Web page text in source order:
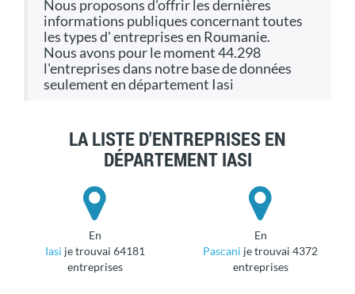
Nous proposons d'offrir les dernières
informations publiques concernant toutes
les types d' entreprises en Roumanie.
Nous avons pour le moment 44.298
l'entreprises dans notre base de données
seulement en département Iasi
LA LISTE D'ENTREPRISES EN
DÉPARTEMENT IASI
en
Iasi je trouvai 64181
entreprises
en
Pascani je trouvai 4372
entreprises